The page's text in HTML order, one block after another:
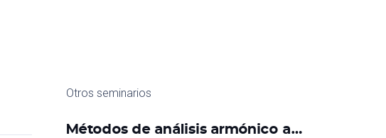
Otros seminarios
Métodos de análisis armónico a…